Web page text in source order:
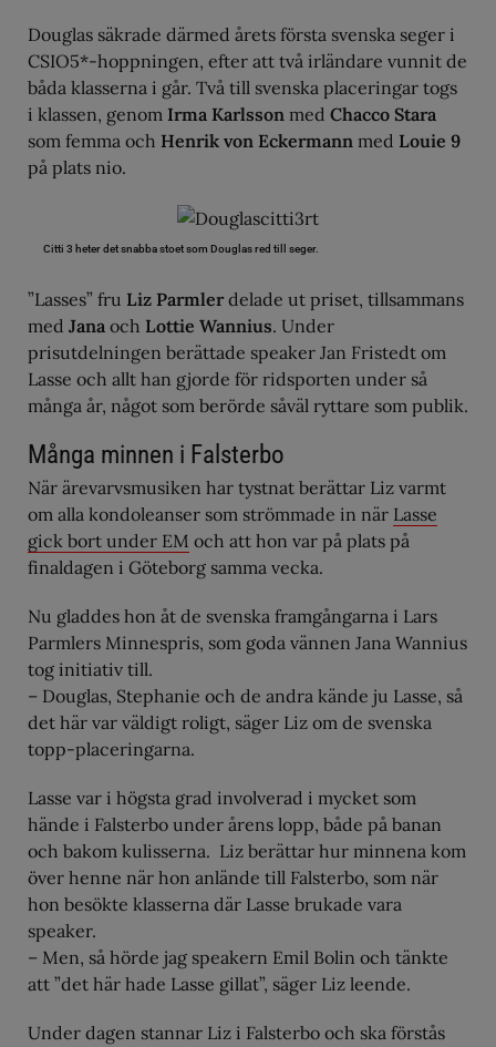
Douglas säkrade därmed årets första svenska seger i
CSIO5*-hoppningen, efter att två irländare vunnit de
båda klasserna i går. Två till svenska placeringar togs
i klassen, genom Irma Karlsson med Chacco Stara
som femma och Henrik von Eckermann med Louie 9
på plats nio.
Citti 3 heter det snabba stoet som Douglas red till seger.
”Lasses” fru Liz Parmler delade ut priset, tillsammans
med Jana och Lottie Wannius. Under
prisutdelningen berättade speaker Jan Fristedt om
Lasse och allt han gjorde för ridsporten under så
många år, något som berörde såväl ryttare som publik.
Många minnen i Falsterbo
När ärevarvsmusiken har tystnat berättar Liz varmt
om alla kondoleanser som strömmade in när Lasse
gick bort under EM och att hon var på plats på
finaldagen i Göteborg samma vecka.
Nu gladdes hon åt de svenska framgångarna i Lars
Parmlers Minnespris, som goda vännen Jana Wannius
tog initiativ till.
– Douglas, Stephanie och de andra kände ju Lasse, så
det här var väldigt roligt, säger Liz om de svenska
topp-placeringarna.
Lasse var i högsta grad involverad i mycket som
hände i Falsterbo under årens lopp, både på banan
och bakom kulisserna. Liz berättar hur minnena kom
över henne när hon anlände till Falsterbo, som när
hon besökte klasserna där Lasse brukade vara
speaker.
– Men, så hörde jag speakern Emil Bolin och tänkte
att ”det här hade Lasse gillat”, säger Liz leende.
Under dagen stannar Liz i Falsterbo och ska förstås